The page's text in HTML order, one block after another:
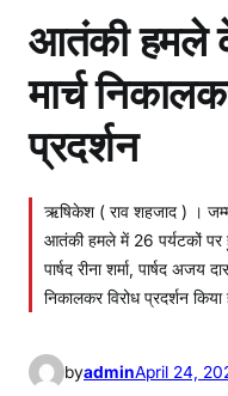
आतंकी हमले
मार्च
प्रदर्शन
ऋषिकेश ( राव शहजाद ) ।
आतंकी हमले में 26 पर्यटकों पर
पार्षद रीना शर्मा, पार्षद
निकालकर विरोध प्रदर्शन
byadminApril 24,